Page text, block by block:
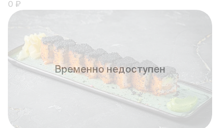
0 ₽
Временно недоступен